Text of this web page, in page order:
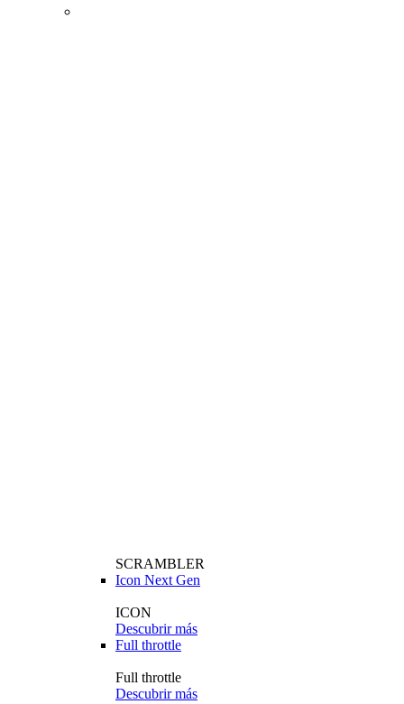
SCRAMBLER
Icon Next Gen
ICON
Descubrir más
Full throttle
Full throttle
Descubrir más